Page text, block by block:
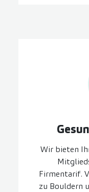
Wir bieten
Firmentarif.
zu Bouldern